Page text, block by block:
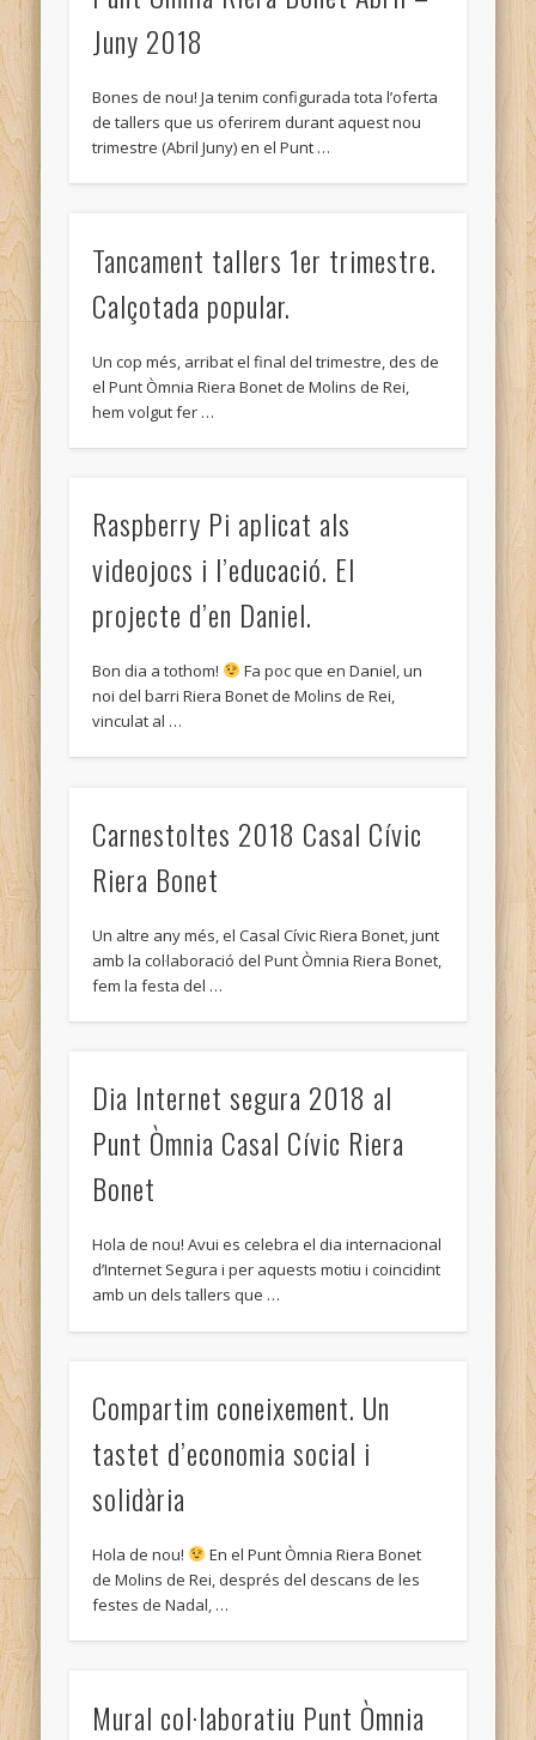
Juny 2018
Bones de nou! Ja tenim configurada tota l’oferta
de tallers que us oferirem durant aquest nou
trimestre (Abril Juny) en el Punt …
Tancament tallers 1er trimestre.
Calçotada popular.
Un cop més, arribat el final del trimestre, des de
el Punt Òmnia Riera Bonet de Molins de Rei,
hem volgut fer …
Raspberry Pi aplicat als
videojocs i l’educació. El
projecte d’en Daniel.
Bon dia a tothom!
Fa poc que en Daniel, un
noi del barri Riera Bonet de Molins de Rei,
vinculat al …
Carnestoltes 2018 Casal Cívic
Riera Bonet
Un altre any més, el Casal Cívic Riera Bonet, junt
amb la col·laboració del Punt Òmnia Riera Bonet,
fem la festa del …
Dia Internet segura 2018 al
Punt Òmnia Casal Cívic Riera
Bonet
Hola de nou! Avui es celebra el dia internacional
d’Internet Segura i per aquests motiu i coincidint
amb un dels tallers que …
Compartim coneixement. Un
tastet d’economia social i
solidària
Hola de nou!
En el Punt Òmnia Riera Bonet
de Molins de Rei, després del descans de les
festes de Nadal, …
Mural col·laboratiu Punt Òmnia